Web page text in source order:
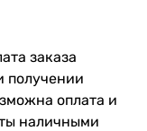
заказа
получении
оплата и
наличными